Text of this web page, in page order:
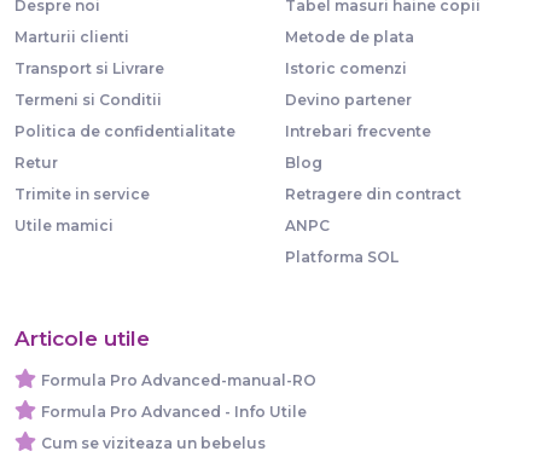
Despre noi
Marturii clienti
Transport si Livrare
Termeni si Conditii
Politica de confidentialitate
Retur
Trimite in service
Utile mamici
Tabel masuri haine copii
Metode de plata
Istoric comenzi
Devino partener
Intrebari frecvente
Blog
Retragere din contract
ANPC
Platforma SOL
Articole utile
Formula Pro Advanced-manual-RO
Formula Pro Advanced - Info Utile
Cum se viziteaza un bebelus